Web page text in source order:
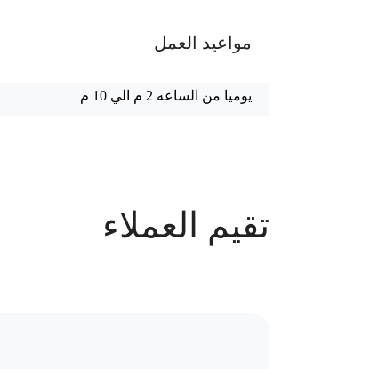
مواعيد العمل
يوميا من الساعه 2 م الي 10 م
90 حجز
تقيم العملاء